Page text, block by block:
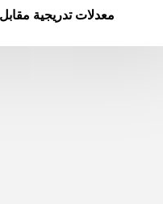
معدلات تدريجية